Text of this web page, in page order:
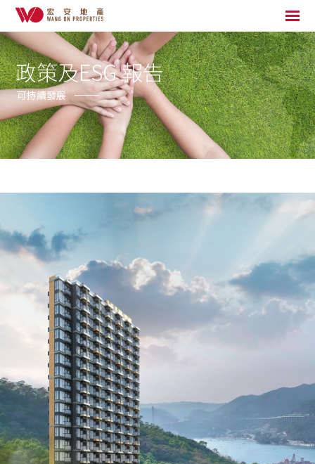
政策及ESG 報告
可持續發展